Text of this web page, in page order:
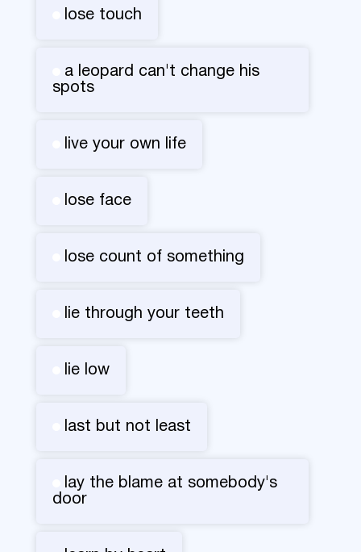
lose touch
a leopard can't change his
spots
live your own life
lose face
lose count of something
lie through your teeth
lie low
last but not least
lay the blame at somebody's
door